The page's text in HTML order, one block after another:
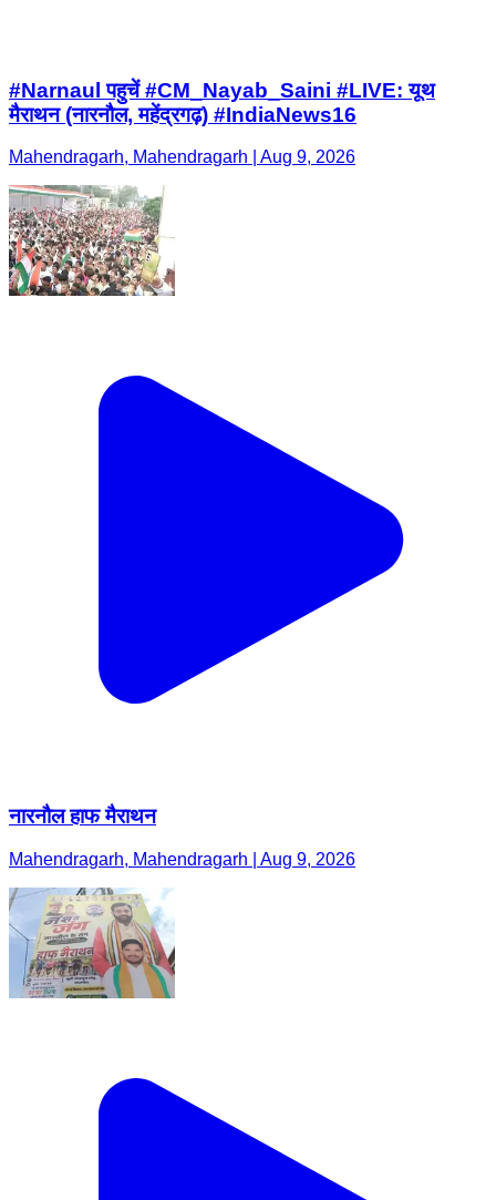
#Narnaul पहुचें #CM_Nayab_Saini #LIVE: यूथ
मैराथन (नारनौल, महेंद्रगढ़) #IndiaNews16
Mahendragarh, Mahendragarh | Aug 9, 2026
नारनौल हाफ मैराथन
Mahendragarh, Mahendragarh | Aug 9, 2026